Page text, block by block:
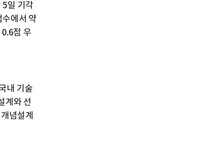
일 기각
에서 약
점 우
내 기술
계와 선
념설계